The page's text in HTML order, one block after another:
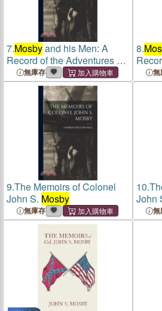
7.Mosbyand his Men: A
Record of the Adventures of
That Renowned Partisan
Ranger, John S.Mosby,
無庫存
8.
9.The Memoirs of Colonel
John S. Mosby
無庫存
10.
John